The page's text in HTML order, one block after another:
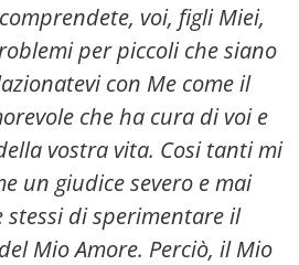
voi, figli Miei,
per piccoli che siano
con Me come il
che ha cura di voi e
vostra vita. Cosi tanti mi
un giudice severo e mai
stessi di sperimentare il
Mio Amore. Perciò, il Mio